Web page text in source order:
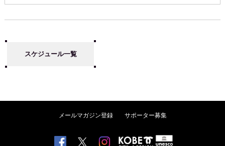
スケジュール一覧
メールマガジン登録 サポーター募集